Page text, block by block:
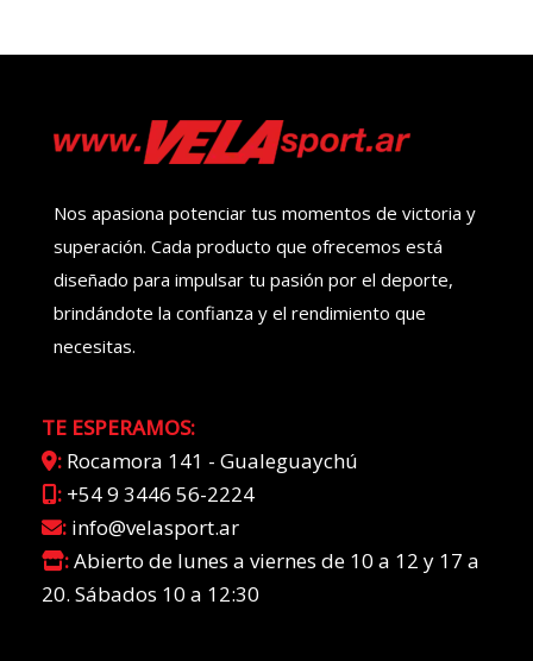
Nos apasiona potenciar tus momentos de victoria y
superación. Cada producto que ofrecemos está
diseñado para impulsar tu pasión por el deporte,
brindándote la confianza y el rendimiento que
necesitas.
TE ESPERAMOS:
: Rocamora 141 - Gualeguaychú
: +54 9 3446 56-2224
: info@velasport.ar
:Abierto de lunes a viernes de 10 a 12 y 17 a
20. Sábados 10 a 12:30